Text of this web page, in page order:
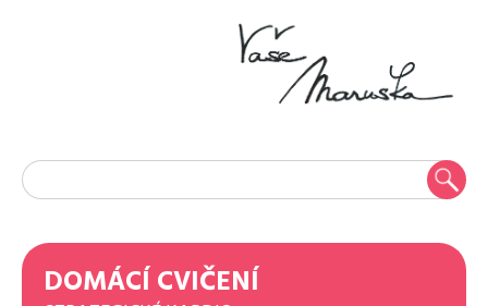
DOMÁCÍ CVIČENÍ